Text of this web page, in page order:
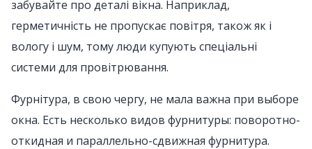
забувайте про деталі вікна. Наприклад,
герметичність не пропускає повітря, також як і
вологу і шум, тому люди купують спеціальні
системи для провітрювання.
Фурнітура, в свою чергу, не мала важна при выборе
окна. Есть несколько видов фурнитуры: поворотно-
откидная и параллельно-сдвижная фурнитура.